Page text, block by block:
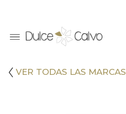
VER TODAS LAS MARCAS